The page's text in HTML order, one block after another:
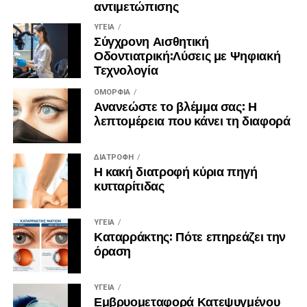
Πηγή:https://zoumeoraia.okmarkets.gr/skepseis-gia-
mia-kalyteri-zoi/
αντιμετώπισης
ΥΓΕΊΑ
Σύγχρονη Αισθητική
Οδοντιατρική:Λύσεις με Ψηφιακή
Τεχνολογία
ΟΜΟΡΦΙΆ
Ανανεώστε το βλέμμα σας: Η
λεπτομέρεια που κάνει τη διαφορά
ΔΙΑΤΡΟΦΉ
Η κακή διατροφή κύρια πηγή
κυτταρίτιδας
ΥΓΕΊΑ
Καταρράκτης: Πότε επηρεάζει την
όραση
ΥΓΕΊΑ
Εμβρυομεταφορά Κατεψυγμένου